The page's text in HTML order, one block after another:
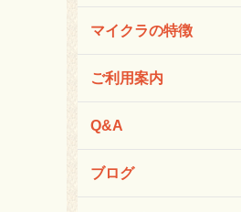
マイクラの特徴
ご利用案内
Q&A
ブログ